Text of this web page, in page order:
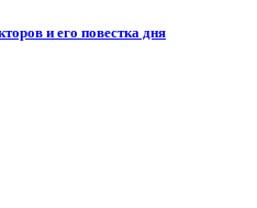
и его повестка дня